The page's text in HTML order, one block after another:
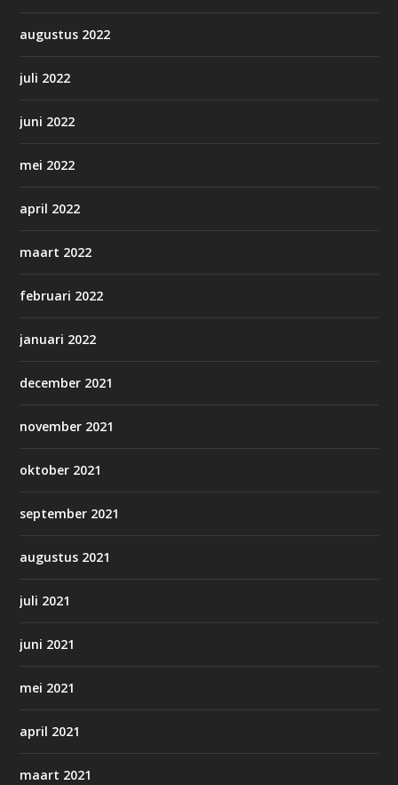
augustus 2022
juli 2022
juni 2022
mei 2022
april 2022
maart 2022
februari 2022
januari 2022
december 2021
november 2021
oktober 2021
september 2021
augustus 2021
juli 2021
juni 2021
mei 2021
april 2021
maart 2021